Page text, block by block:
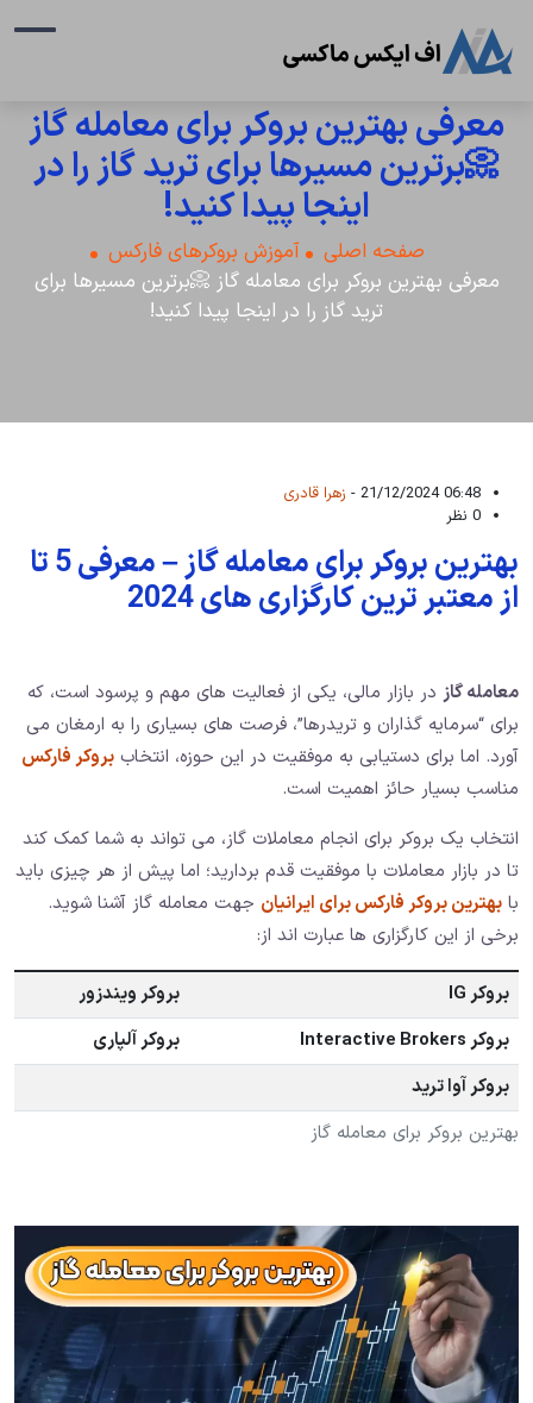
معرفی بهترین بروکر برای معامله گاز
📀برترین مسیرها برای ترید گاز را در
اینجا پیدا کنید!
صفحه اصلی
آموزش بروکرهای فارکس
معرفی بهترین بروکر برای معامله گاز 📀برترین مسیرها برای
ترید گاز را در اینجا پیدا کنید!
06:48 21/12/2024 -
زهرا قادری
0 نظر
بهترین بروکر برای معامله گاز – معرفی 5 تا
از معتبر ترین کارگزاری های 2024
معامله گاز در بازار مالی، یکی از فعالیت‌ های مهم و پرسود است، که
برای “سرمایه ‌گذاران و تریدرها”، فرصت‌ های بسیاری را به ارمغان می‌
آورد. اما برای دستیابی به موفقیت در این حوزه، انتخاب بروکر فارکس
مناسب بسیار حائز اهمیت است.
انتخاب یک بروکر برای انجام معاملات گاز، می ‌تواند به شما کمک کند
تا در بازار معاملات با موفقیت قدم بردارید؛ اما پیش از هر چیزی باید
با بهترین بروکر فارکس برای ایرانیان جهت معامله گاز آشنا شوید.
برخی از این کارگزاری ها عبارت اند از:
بهترین بروکر برای معامله گاز
بروکر IG
بروکر ویندزور
بروکر Interactive Brokers
بروکر آلپاری
بروکر آوا ترید